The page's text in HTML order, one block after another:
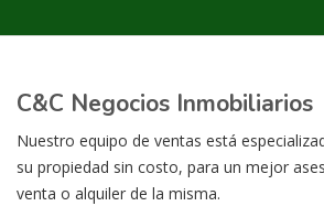
C&C Negocios Inmobiliarios
Nuestro equipo de ventas está
su propiedad sin costo, para un mejor
venta o alquiler de la misma.